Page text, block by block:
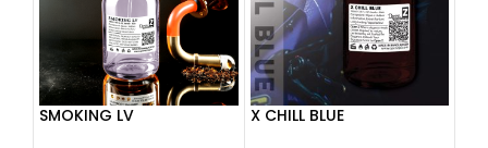
SMOKING LV X CHILL BLUE